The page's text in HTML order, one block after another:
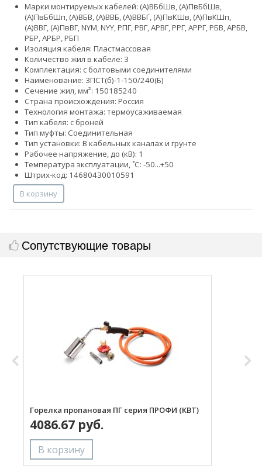
Марки монтируемых кабелей: (А)ВБбШв, (А)ПвБбШв,
(А)ПвБбШп, (А)ВБВ, (А)ВВБ, (А)ВВБГ, (А)ПвКШв, (А)ПвКШп,
(А)ВВГ, (А)ПвВГ, NYM, NYY, РПГ, РВГ, АРВГ, РРГ, АРРГ, РБВ, АРБВ,
РБР, АРБР, РБП
Изоляция кабеля: Пластмассовая
Количество жил в кабеле: 3
Комплектация: с болтовыми соединителями
Наименование: 3ПСТ(б)-1-150/240(Б)
Сечение жил, мм²: 150185240
Страна происхождения: Россия
Технология монтажа: термоусаживаемая
Тип кабеля: с броней
Тип муфты: Соединительная
Тип установки: В кабельных каналах и грунте
Рабочее напряжение, до (кВ): 1
Температура эксплуатации, ˚С: -50...+50
Штрих-код: 14680430010591
В корзину
Сопутствующие товары
Горелка пропановая ПГ серия ПРОФИ (КВТ)
4086.67 руб.